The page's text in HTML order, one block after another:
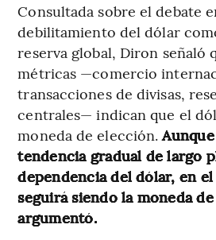
Consultada sobre el debate
debilitamiento del dólar
reserva global, Diron señaló
métricas —comercio
transacciones de divisas,
centrales— indican que el
moneda de elección.
tendencia gradual de largo
dependencia del dólar, en
seguirá siendo la moneda
argumentó.